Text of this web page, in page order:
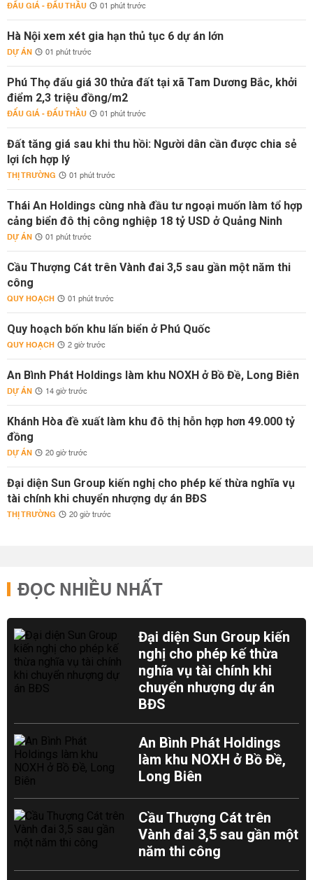
ĐẤU GIÁ - ĐẤU THẦU 01 phút trước
Hà Nội xem xét gia hạn thủ tục 6 dự án lớn
DỰ ÁN 01 phút trước
Phú Thọ đấu giá 30 thửa đất tại xã Tam Dương Bắc, khởi
điểm 2,3 triệu đồng/m2
ĐẤU GIÁ - ĐẤU THẦU 01 phút trước
Đất tăng giá sau khi thu hồi: Người dân cần được chia sẻ
lợi ích hợp lý
THỊ TRƯỜNG 01 phút trước
Thái An Holdings cùng nhà đầu tư ngoại muốn làm tổ hợp
cảng biển đô thị công nghiệp 18 tỷ USD ở Quảng Ninh
DỰ ÁN 01 phút trước
Cầu Thượng Cát trên Vành đai 3,5 sau gần một năm thi
công
QUY HOẠCH 01 phút trước
Quy hoạch bốn khu lấn biển ở Phú Quốc
QUY HOẠCH 2 giờ trước
An Bình Phát Holdings làm khu NOXH ở Bồ Đề, Long Biên
DỰ ÁN 14 giờ trước
Khánh Hòa đề xuất làm khu đô thị hỗn hợp hơn 49.000 tỷ
đồng
DỰ ÁN 20 giờ trước
Đại diện Sun Group kiến nghị cho phép kế thừa nghĩa vụ
tài chính khi chuyển nhượng dự án BĐS
THỊ TRƯỜNG 20 giờ trước
ĐỌC NHIỀU NHẤT
Đại diện Sun Group kiến
nghị cho phép kế thừa
nghĩa vụ tài chính khi
chuyển nhượng dự án
BĐS
An Bình Phát Holdings
làm khu NOXH ở Bồ Đề,
Long Biên
Cầu Thượng Cát trên
Vành đai 3,5 sau gần một
năm thi công